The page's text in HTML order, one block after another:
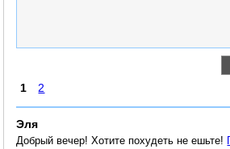
1 2
Эля
Добрый вечер! Хотите похудеть не ешьте!